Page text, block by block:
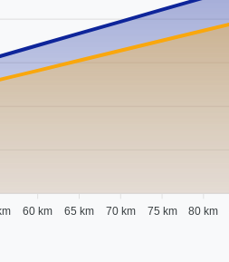
60 km 65 km 70 km 75 km 80 km